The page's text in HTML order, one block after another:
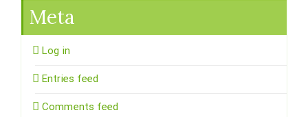
Meta
Log in
Entries feed
Comments feed